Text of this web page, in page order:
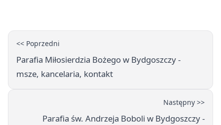
<< Poprzedni
Parafia Miłosierdzia Bożego w Bydgoszczy -
msze, kancelaria, kontakt
Następny >>
Parafia św. Andrzeja Boboli w Bydgoszczy -